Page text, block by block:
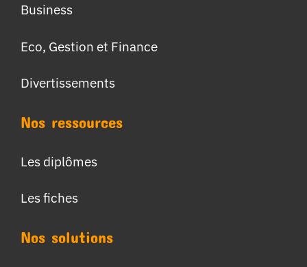
Business
Eco, Gestion et Finance
Divertissements
Nos ressources
Les diplômes
Les fiches
Nos solutions